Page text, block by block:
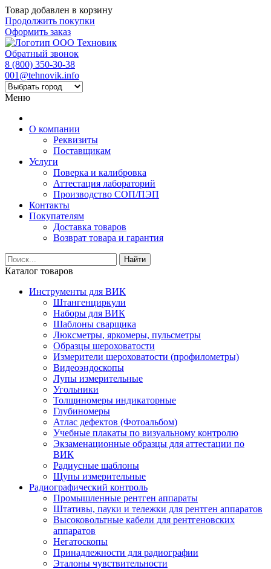
Товар добавлен в корзину
Продолжить покупки
Оформить заказ
Обратный звонок
8 (800) 350-30-38
001@tehnovik.info
Меню
О компании
Реквизиты
Поставщикам
Услуги
Поверка и калибровка
Аттестация лабораторий
Производство СОП/ПЭП
Контакты
Покупателям
Доставка товаров
Возврат товара и гарантия
Найти
Каталог товаров
Инструменты для ВИК
Штангенциркули
Наборы для ВИК
Шаблоны сварщика
Люксметры, яркомеры, пульсметры
Образцы шероховатости
Измерители шероховатости (профилометры)
Видеоэндоскопы
Лупы измерительные
Угольники
Толщиномеры индикаторные
Глубиномеры
Атлас дефектов (Фотоальбом)
Учебные плакаты по визуальному контролю
Экзаменационные образцы для аттестации по
ВИК
Радиусные шаблоны
Щупы измерительные
Радиографический контроль
Промышленные рентген аппараты
Штативы, пауки и тележки для рентген аппаратов
Высоковольтные кабели для рентгеновских
аппаратов
Негатоскопы
Принадлежности для радиографии
Эталоны чувствительности